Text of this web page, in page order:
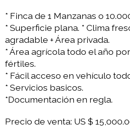
* Finca de 1 Manzanas o
* Superficie plana. * Clima
agradable + Área privada.
* Área agrícola todo el año
fértiles.
* Fácil acceso en vehículo
* Servicios basicos.
*Documentación en regla.
Precio de venta: US $